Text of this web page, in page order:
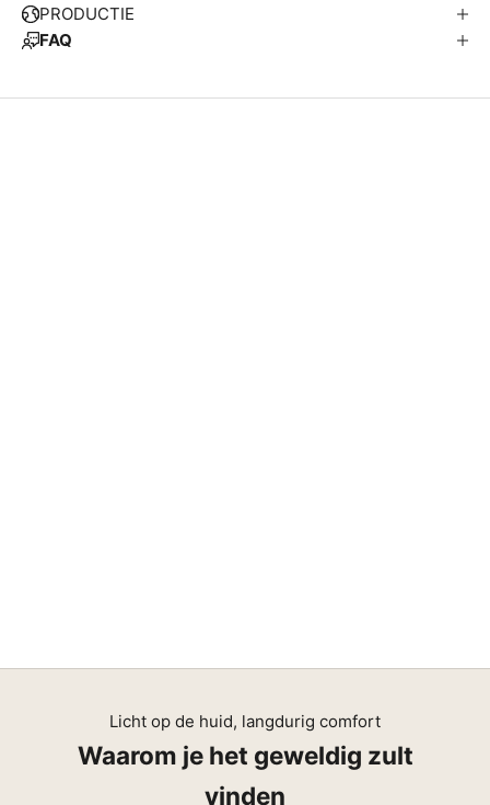
PRODUCTIE
FAQ
Licht op de huid, langdurig comfort
Waarom je het geweldig zult
vinden